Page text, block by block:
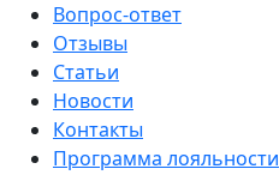
Вопрос-ответ
Отзывы
Статьи
Новости
Контакты
Программа лояльности